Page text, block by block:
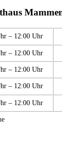
– 12:00 Uhr
– 12:00 Uhr
– 12:00 Uhr
– 12:00 Uhr
– 12:00 Uhr